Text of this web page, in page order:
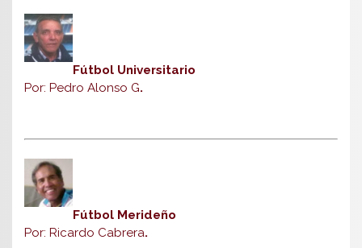
Fútbol Universitario
Por: Pedro Alonso G.
Fútbol Merideño
Por: Ricardo Cabrera.